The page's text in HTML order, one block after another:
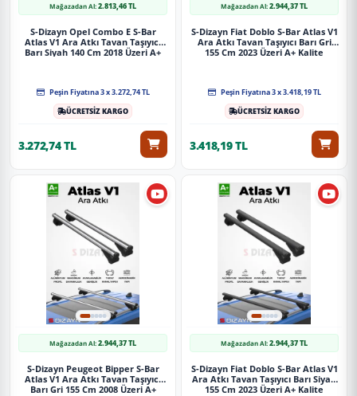
Mağazadan Al:2.813,46 TL
S-Dizayn Opel Combo E S-Bar
Atlas V1 Ara Atkı Tavan Taşıyıcı
Barı Siyah 140 Cm 2018 Üzeri A+
Peşin Fiyatına 3 x 3.272,74 TL
ÜCRETSİZ KARGO
3.272,74 TL
Mağazadan Al:2.944,37 TL
S-Dizayn Fiat Doblo S-Bar Atlas V1
Ara Atkı Tavan Taşıyıcı Barı Gri
155 Cm 2023 Üzeri A+ Kalite
Peşin Fiyatına 3 x 3.418,19 TL
ÜCRETSİZ KARGO
3.418,19 TL
Mağazadan Al:2.944,37 TL
S-Dizayn Peugeot Bipper S-Bar
Atlas V1 Ara Atkı Tavan Taşıyıcı
Barı Gri 155 Cm 2008 Üzeri A+
Mağazadan Al:2.944,37 TL
S-Dizayn Fiat Doblo S-Bar Atlas V1
Ara Atkı Tavan Taşıyıcı Barı Siyah
155 Cm 2023 Üzeri A+ Kalite